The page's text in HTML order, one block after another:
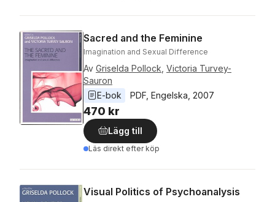
Sacred and the Feminine
Imagination and Sexual Difference
Av Griselda Pollock Victoria Turvey-
Sauron
E-bok
PDF Engelska 2007
470 kr
Lägg till
Läs direkt efter köp
Visual Politics of Psychoanalysis